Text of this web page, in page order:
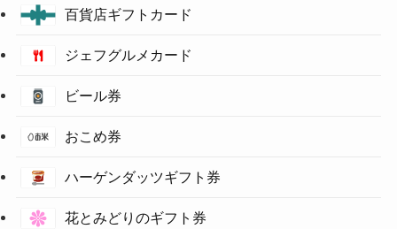
百貨店ギフトカード
ジェフグルメカード
ビール券
おこめ券
ハーゲンダッツギフト券
花とみどりのギフト券